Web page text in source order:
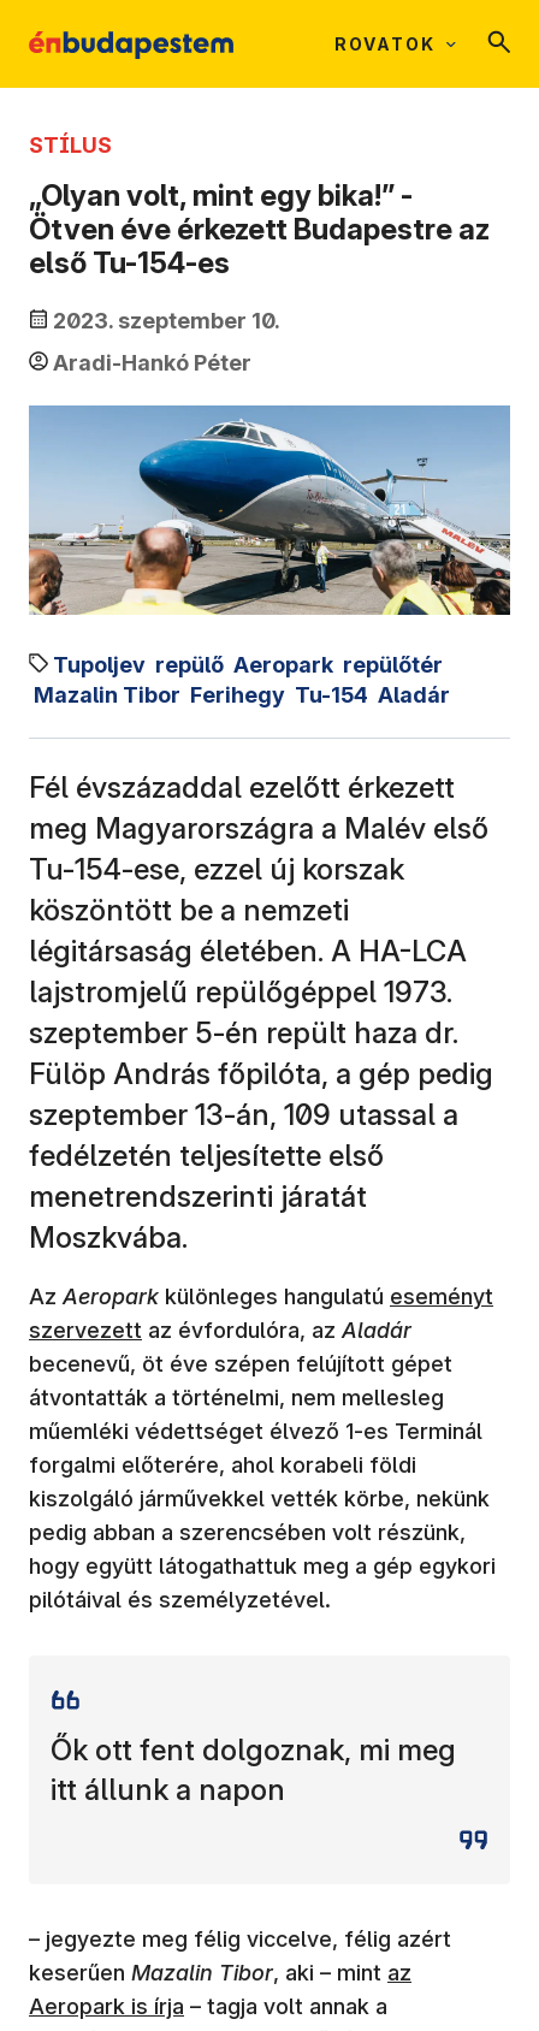
ROVATOK
STÍLUS
„Olyan volt, mint egy bika!” -
Ötven éve érkezett Budapestre az
első Tu-154-es
2023. szeptember 10.
Aradi-Hankó Péter
Tupoljev repülő Aeropark repülőtér
Mazalin Tibor Ferihegy Tu-154 Aladár
Fél évszázaddal ezelőtt érkezett
meg Magyarországra a Malév első
Tu-154-ese, ezzel új korszak
köszöntött be a nemzeti
légitársaság életében. A HA-LCA
lajstromjelű repülőgéppel 1973.
szeptember 5-én repült haza dr.
Fülöp András főpilóta, a gép pedig
szeptember 13-án, 109 utassal a
fedélzetén teljesítette első
menetrendszerinti járatát
Moszkvába.
Az Aeropark különleges hangulatú (új ablakban
eseményt
szervezett az évfordulóra, az Aladár
becenevű, öt éve szépen felújított gépet
átvontatták a történelmi, nem mellesleg
műemléki védettséget élvező 1-es Terminál
forgalmi előterére, ahol korabeli földi
kiszolgáló járművekkel vették körbe, nekünk
pedig abban a szerencsében volt részünk,
hogy együtt látogathattuk meg a gép egykori
pilótáival és személyzetével.
Ők ott fent dolgoznak, mi meg
itt állunk a napon
– jegyezte meg félig viccelve, félig azért
keserűen Mazalin Tibor, aki – mint (új ablakban
az
Aeropark is írja – tagja volt annak a